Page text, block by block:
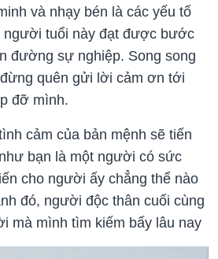
và nhạy bén là các yếu tố
người tuổi này đạt được bước
đường sự nghiệp. Song song
quên gửi lời cảm ơn tới
đỡ mình.
cảm của bản mệnh sẽ tiến
bạn là một người có sức
cho người ấy chẳng thể nào
đó, người độc thân cuối cùng
mà mình tìm kiếm bấy lâu nay